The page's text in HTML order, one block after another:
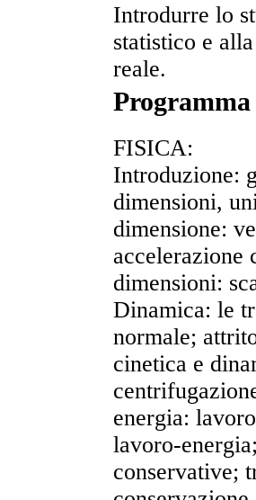
Introdurre lo
statistico e
reale.
Programma
FISICA:
Introduzione:
dimensioni,
dimensione:
accelerazione
dimensioni:
Dinamica: le
normale;
cinetica e
energia:
lavoro-
conservative;